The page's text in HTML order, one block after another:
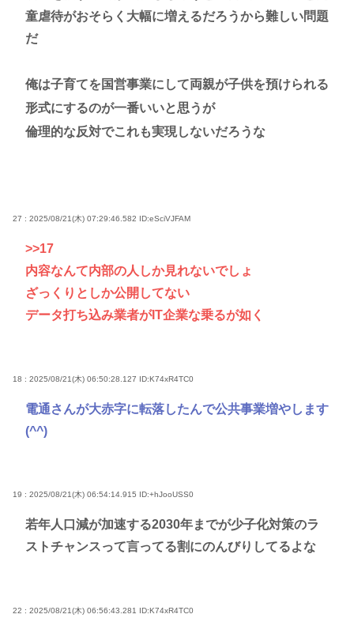
童虐待がおそらく大幅に増えるだろうから難しい問題
だ
俺は子育てを国営事業にして両親が子供を預けられる
形式にするのが一番いいと思うが
倫理的な反対でこれも実現しないだろうな
27 : 2025/08/21(木) 07:29:46.582 ID:eSciVJFAM
>>17
内容なんて内部の人しか見れないでしょ
ざっくりとしか公開してない
データ打ち込み業者がIT企業な乗るが如く
18 : 2025/08/21(木) 06:50:28.127 ID:K74xR4TC0
電通さんが大赤字に転落したんで公共事業増やします
(^^)
19 : 2025/08/21(木) 06:54:14.915 ID:+hJooUSS0
若年人口減が加速する2030年までが少子化対策のラ
ストチャンスって言ってる割にのんびりしてるよな
22 : 2025/08/21(木) 06:56:43.281 ID:K74xR4TC0